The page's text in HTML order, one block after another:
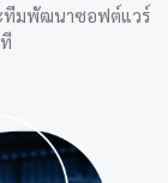
ะทีมพัฒนาซอฟต์แวร์